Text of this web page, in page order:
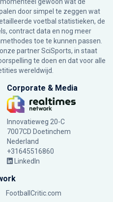
door simpel te zeggen wat
voetbal statistieken, de
contract data en nog meer
toe te kunnen passen.
partner SciSports, in staat
te doen en dat voor alle
wereldwijd.
Corporate & Media
Innovatieweg 20-C
7007CD Doetinchem
Nederland
+31645516860
LinkedIn
FootballCritic.com